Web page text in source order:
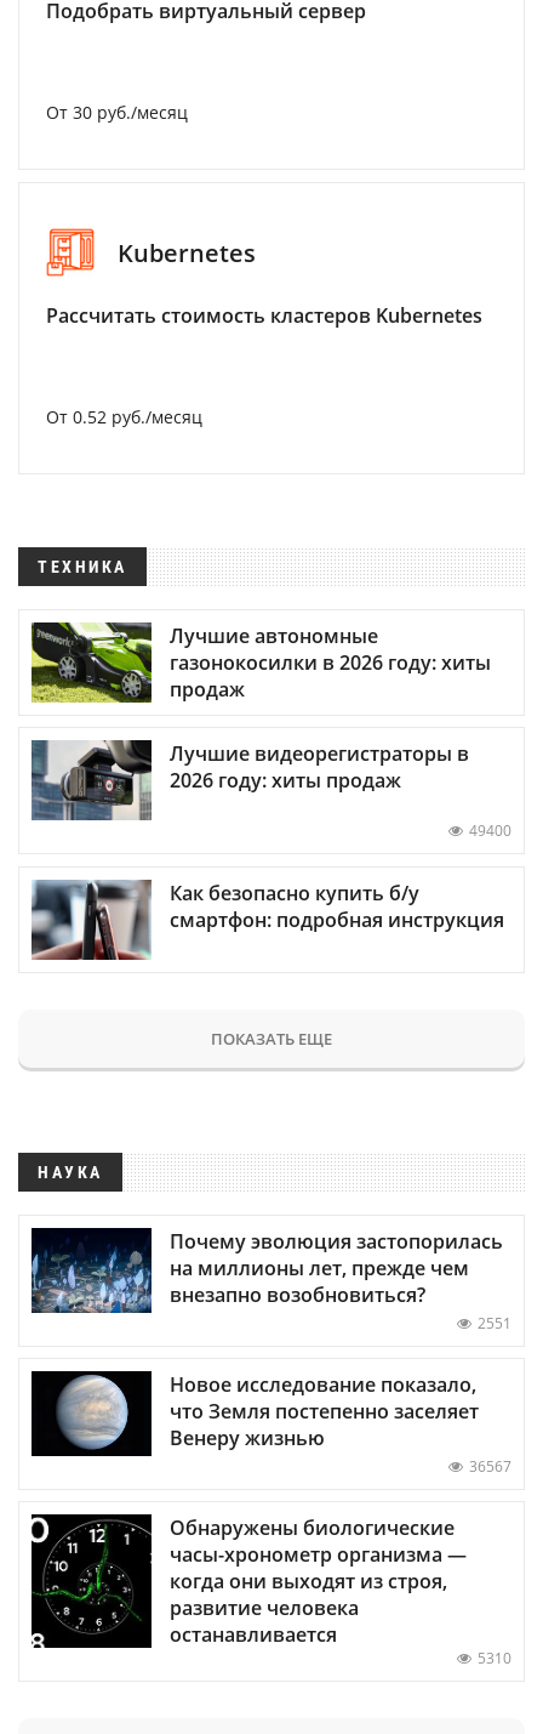
Подобрать виртуальный сервер
От 30 руб./месяц
Kubernetes
Рассчитать стоимость кластеров Kubernetes
От 0.52 руб./месяц
ТЕХНИКА
Лучшие автономные
газонокосилки в 2026 году: хиты
продаж
Лучшие видеорегистраторы в
2026 году: хиты продаж
49400
Как безопасно купить б/у
смартфон: подробная инструкция
ПОКАЗАТЬ ЕЩЕ
НАУКА
Почему эволюция застопорилась
на миллионы лет, прежде чем
внезапно возобновиться?
2551
Новое исследование показало,
что Земля постепенно заселяет
Венеру жизнью
36567
Обнаружены биологические
часы-хронометр организма —
когда они выходят из строя,
развитие человека
останавливается
5310